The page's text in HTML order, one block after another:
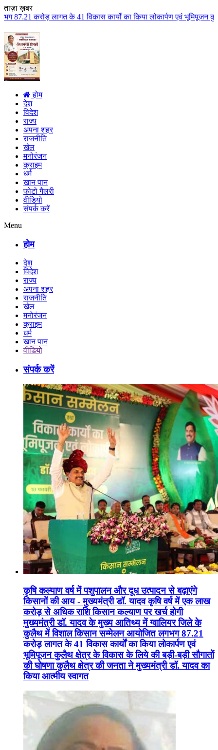
ताज़ा ख़बर
कार्यों का किया लोकार्पण एवं भूमिपूजन कुलैथ क्षेत्र के विकास के
होम
देश
विदेश
राज्य
अपना शहर
राजनीति
खेल
मनोरंजन
क्राइम
धर्म
खान पान
फोटो गैलरी
वीडियो
संपर्क करें
Menu
होम
देश
विदेश
राज्य
अपना शहर
राजनीति
खेल
मनोरंजन
क्राइम
धर्म
खान पान
वीडियो
संपर्क करें
कृषि कल्याण वर्ष में पशुपालन और दूध उत्पादन से बढ़ाएंगे
किसानों की आय - मुख्यमंत्री डॉ. यादव कृषि वर्ष में एक लाख
करोड़ से अधिक राशि किसान कल्याण पर खर्च होगी
मुख्यमंत्री डॉ. यादव के मुख्य आतिथ्य में ग्वालियर जिले के
कुलैथ में विशाल किसान सम्मेलन आयोजित लगभग 87.21
करोड़ लागत के 41 विकास कार्यों का किया लोकार्पण एवं
भूमिपूजन कुलैथ क्षेत्र के विकास के लिये की बड़ी-बड़ी सौगातों
की घोषणा कुलैथ क्षेत्र की जनता ने मुख्यमंत्री डॉ. यादव का
किया आत्मीय स्वागत